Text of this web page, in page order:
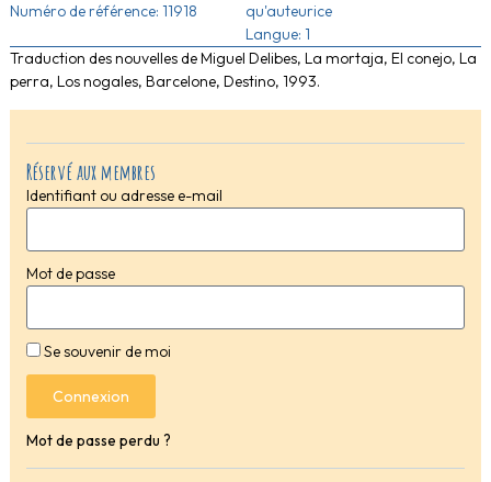
Réservé aux membres
Identifiant ou adresse e-mail
Mot de passe
Se souvenir de moi
Connexion
Mot de passe perdu ?
Numéro de référence: 11918
qu'auteurice
Langue: 1
Traduction des nouvelles de Miguel Delibes, La mortaja, El conejo, La
perra, Los nogales, Barcelone, Destino, 1993.